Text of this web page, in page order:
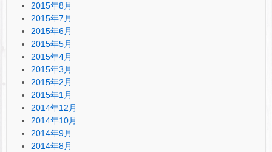
2015年8月
2015年7月
2015年6月
2015年5月
2015年4月
2015年3月
2015年2月
2015年1月
2014年12月
2014年10月
2014年9月
2014年8月